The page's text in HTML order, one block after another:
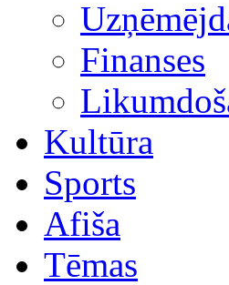
Finanses
Kultūra
Sports
Afiša
Tēmas